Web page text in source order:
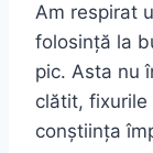
Am respirat
folosință la
pic. Asta nu
clătit, fixurile
conștiința